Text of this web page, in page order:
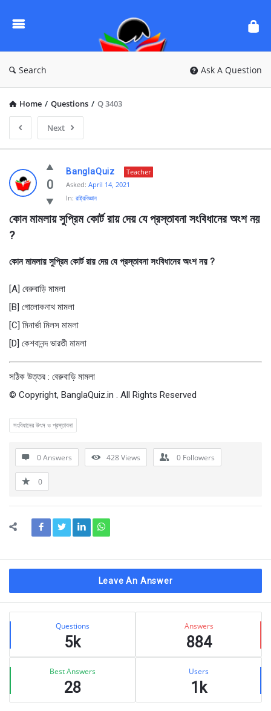
Questions
Search Ask A Question
Home / Questions / Q 3403
Next
Ask
Questions
BanglaQuiz
Latest
Questions
0
BanglaQuiz
Teacher
Asked: April 14, 2021
In: রাষ্ট্রবিজ্ঞান
কোন মামলায় সুপ্রিম কোর্ট রায় দেয় যে প্রস্তাবনা সংবিধানের অংশ নয়
?
কোন মামলায় সুপ্রিম কোর্ট রায় দেয় যে প্রস্তাবনা সংবিধানের অংশ নয় ?
[A] বেরুবাড়ি মামলা
[B] গোলোকনাথ মামলা
[C] মিনার্ভা মিলস মামলা
[D] কেশবানন্দ ভারতী মামলা
সঠিক উত্তর : বেরুবাড়ি মামলা
© Copyright, BanglaQuiz.in . All Rights Reserved
সংবিধানের উৎস ও প্রস্তাবনা
0 Answers 428Views 0 Followers
0
Leave An Answer
Sidebar
Stats Questions
5k
Answers
884
Best Answers
28
Users
1k